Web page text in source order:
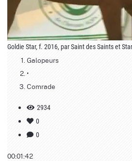
Goldie Star, f. 2016, par Saint des Saints et
Galopeurs
•
Comrade
2934
0
0
00:01:42